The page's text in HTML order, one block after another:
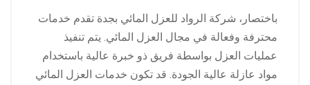
باختصار، شركة الرواد للعزل المائي بجدة تقدم خدمات
محترفة وفعالة في مجال العزل المائي. يتم تنفيذ
عمليات العزل بواسطة فريق ذو خبرة عالية باستخدام
مواد عازلة عالية الجودة. قد تكون خدمات العزل المائي